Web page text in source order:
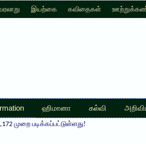
இயற்கை கவிதைகள்
ஹிமானா கல்வி
முறை படிக்கப்பட்டுள்ளது!